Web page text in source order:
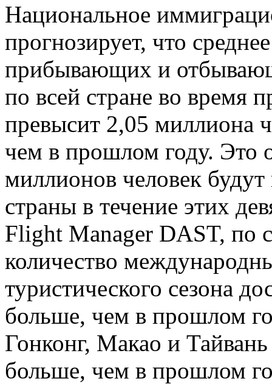
Национальное
прогнозирует, что
прибывающих и
по всей стране во время
превысит 2,05 миллиона
чем в прошлом году. Это
миллионов человек будут
страны в течение этих
Flight Manager DAST, по
количество
туристического сезона
больше, чем в прошлом
Гонконг, Макао и
больше, чем в прошлом